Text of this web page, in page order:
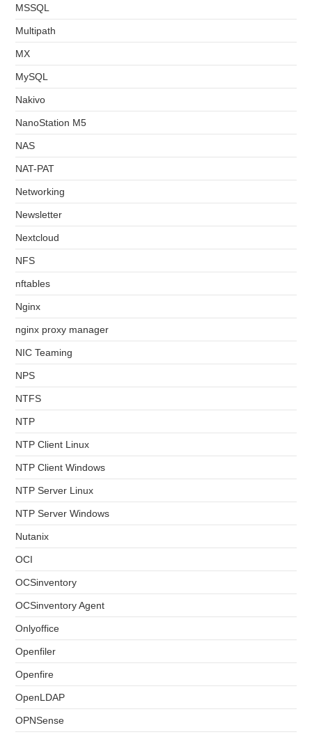
MSSQL
Multipath
MX
MySQL
Nakivo
NanoStation M5
NAS
NAT-PAT
Networking
Newsletter
Nextcloud
NFS
nftables
Nginx
nginx proxy manager
NIC Teaming
NPS
NTFS
NTP
NTP Client Linux
NTP Client Windows
NTP Server Linux
NTP Server Windows
Nutanix
OCI
OCSinventory
OCSinventory Agent
Onlyoffice
Openfiler
Openfire
OpenLDAP
OPNSense